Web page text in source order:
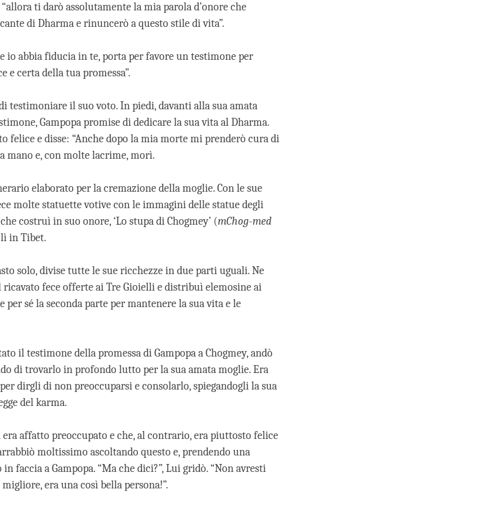
“allora ti darò assolutamente la mia parola d’onore che
di Dharma e rinuncerò a questo stile di vita”.
io abbia fiducia in te, porta per favore un testimone per
certa della tua promessa”.
testimoniare il suo voto. In piedi, davanti alla sua amata
Gampopa promise di dedicare la sua vita al Dharma.
felice e disse: “Anche dopo la mia morte mi prenderò cura di
mano e, con molte lacrime, morì.
elaborato per la cremazione della moglie. Con le sue
molte statuette votive con le immagini delle statue degli
costruì in suo onore, ‘Lo stupa di Chogmey’ (mChog-med
in Tibet.
solo, divise tutte le sue ricchezze in due parti uguali. Ne
ricavato fece offerte ai Tre Gioielli e distribuì elemosine ai
per sé la seconda parte per mantenere la sua vita e le
il testimone della promessa di Gampopa a Chogmey, andò
di trovarlo in profondo lutto per la sua amata moglie. Era
dirgli di non preoccuparsi e consolarlo, spiegandogli la sua
del karma.
era affatto preoccupato e che, al contrario, era piuttosto felice
moltissimo ascoltando questo e, prendendo una
faccia a Gampopa. “Ma che dici?”, Lui gridò. “Non avresti
era una così bella persona!”.